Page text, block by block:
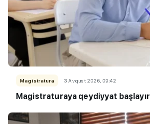
Magistratura 3 Avqust 2026, 09:42
Magistraturaya qeydiyyat başlayır